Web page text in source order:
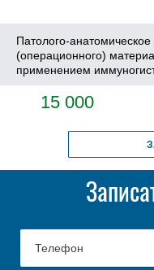
Патолого-
(операционного)
применением
15 000